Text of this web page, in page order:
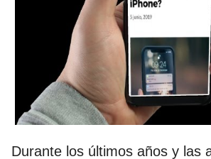
Durante los últimos años y las